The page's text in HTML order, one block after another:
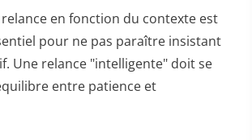
en fonction du contexte est
pour ne pas paraître insistant
Une relance "intelligente" doit se
entre patience et